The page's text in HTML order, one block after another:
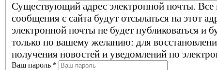
Существующий адрес электронной почты. Все
сообщения с сайта будут отсылаться на этот
электронной почты не будет публиковаться и
только по вашему желанию: для
получения новостей и уведомлений по
Ваш пароль *